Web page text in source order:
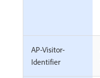
AP-Visitor-
Identifier